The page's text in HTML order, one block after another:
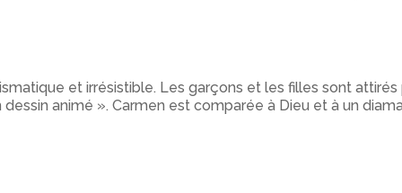
et irrésistible. Les garçons et les filles sont
animé ». Carmen est comparée à Dieu et à un